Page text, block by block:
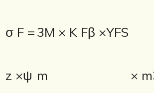
σ F =3M × K Fβ ×YFS
z ×ψ m ×